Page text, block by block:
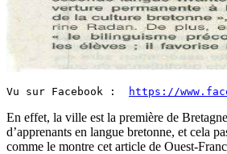
Vu sur Facebook : https://
En effet, la ville est la première de
d’apprenants en langue bretonne, et cela
comme le montre cet article de Ouest-